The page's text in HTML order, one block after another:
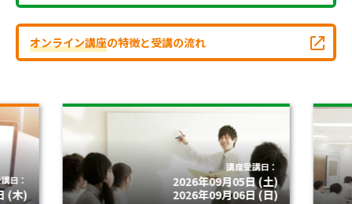
オンライン講座の特徴と受講の流れ
日：
(木)
講座受講日：
2026年09月05日 (土)
2026年09月06日 (日)